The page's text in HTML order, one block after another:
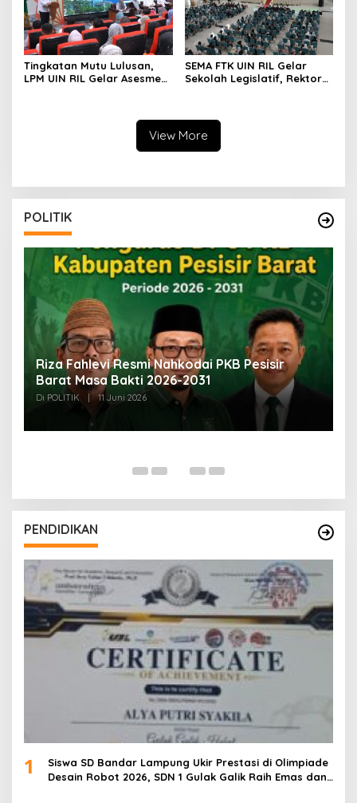
Tingkatan Mutu Lulusan,
LPM UIN RIL Gelar Asesmen
SEMA FTK UIN RIL Gelar
Sekolah Legislatif, Rektor
View More
POLITIK
Riza Fahlevi Resmi Nahkodai PKB Pesisir
Barat Masa Bakti 2026-2031
Di POLITIK 11 Juni 2026
PENDIDIKAN
1
Siswa SD Bandar Lampung Ukir Prestasi di Olimpiade
Desain Robot 2026, SDN 1 Gulak Galik Raih Emas dan